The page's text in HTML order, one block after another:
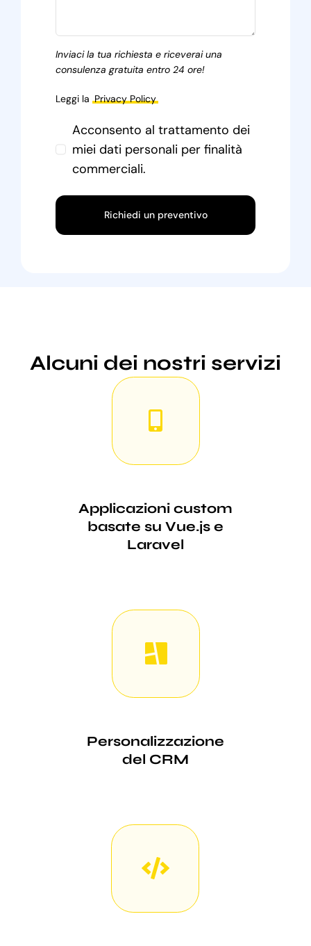
Inviaci la tua richiesta e riceverai una
consulenza gratuita entro 24 ore!
Leggi la Privacy Policy
Acconsento al trattamento dei
miei dati personali per finalità
commerciali.
Richiedi un preventivo
Alcuni dei nostri servizi
Applicazioni custom
basate su Vue.js e
Laravel
Personalizzazione
del CRM